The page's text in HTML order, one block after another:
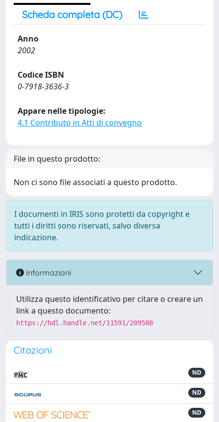
Scheda completa (DC)
Anno
2002
Codice ISBN
0-7918-3636-3
Appare nelle tipologie:
4.1 Contributo in Atti di convegno
File in questo prodotto:
Non ci sono file associati a questo prodotto.
I documenti in IRIS sono protetti da copyright e
tutti i diritti sono riservati, salvo diversa
indicazione.
Informazioni
Utilizza questo identificativo per citare o creare un
link a questo documento:
https://hdl.handle.net/11591/209588
Citazioni
ND
ND
ND